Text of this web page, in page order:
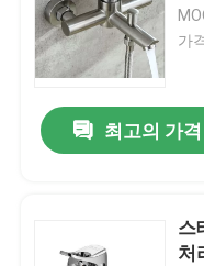
가
최고의 가격
스
처